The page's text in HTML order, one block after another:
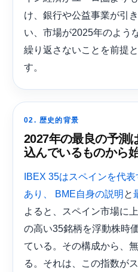
け、銀行や公益事業が引
い、市場が2025年のよう
繰り返さないことを前提
す。
02. 歴史的背景
2027年の最良の予測
込んでいるものから始
IBEX 35はスペインを代
あり、 BME自身の説明 と
よると、スペイン市場に
の高い35銘柄を浮動株時
ている。その構成から、
る。それは、この指数が